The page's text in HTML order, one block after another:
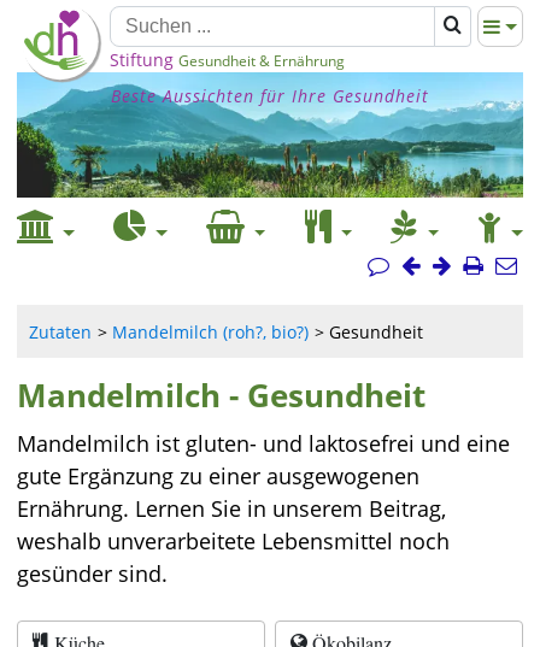
Stiftung Gesundheit & Ernährung
Beste Aussichten für Ihre Gesundheit
Zutaten Mandelmilch (roh?, bio?) Gesundheit
Mandelmilch - Gesundheit
Mandelmilch ist gluten- und laktosefrei und eine
gute Ergänzung zu einer ausgewogenen
Ernährung. Lernen Sie in unserem Beitrag,
weshalb unverarbeitete Lebensmittel noch
gesünder sind.